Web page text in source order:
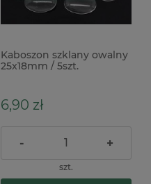
Kaboszon szklany owalny
25x18mm / 5szt.
6,90 zł
- +
szt.